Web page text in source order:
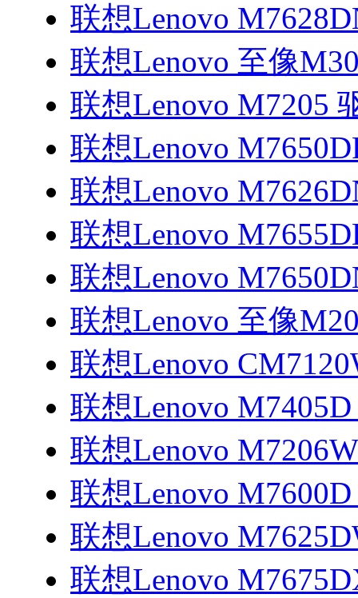
联想Lenovo
联想Lenovo 至像
联想Lenovo M7205
联想Lenovo
联想Lenovo
联想Lenovo
联想Lenovo
联想Lenovo 至像
联想Lenovo
联想Lenovo
联想Lenovo
联想Lenovo
联想Lenovo
联想Lenovo